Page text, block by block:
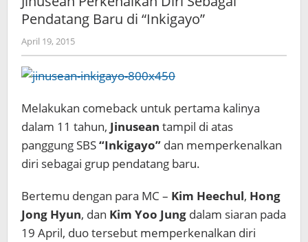
Pendatang Baru di “Inkigayo”
April 19, 2015by
Koreanindo
Melakukan comeback untuk pertama kalinya
dalam 11 tahun, Jinusean tampil di atas
panggung SBS“Inkigayo” dan memperkenalkan
diri sebagai grup pendatang baru.
Bertemu dengan para MC – Kim Heechul, Hong
Jong Hyun, dan Kim Yoo Jung dalam siaran pada
19 April, duo tersebut memperkenalkan diri